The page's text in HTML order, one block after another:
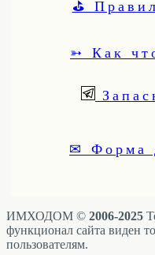
⛳
➳ Как
✉ Форма
ИМХОДОМ © 2006-2025
функционал сайта виден
пользователям.